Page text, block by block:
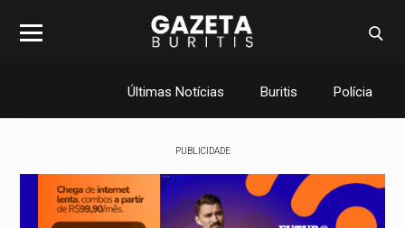
Últimas Notícias Buritis Polícia
PUBLICIDADE